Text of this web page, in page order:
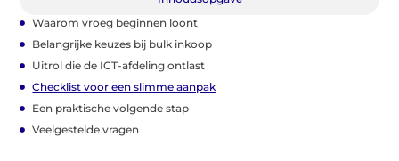
Waarom vroeg beginnen loont
Belangrijke keuzes bij bulk inkoop
Uitrol die de ICT-afdeling ontlast
Checklist voor een slimme aanpak
Een praktische volgende stap
Veelgestelde vragen